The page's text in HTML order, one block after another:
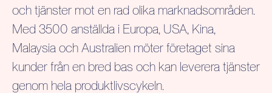
och tjänster mot en rad olika marknadsområden.
Med 3500 anställda i Europa, USA, Kina,
Malaysia och Australien möter företaget sina
kunder från en bred bas och kan leverera tjänster
genom hela produktlivscykeln.